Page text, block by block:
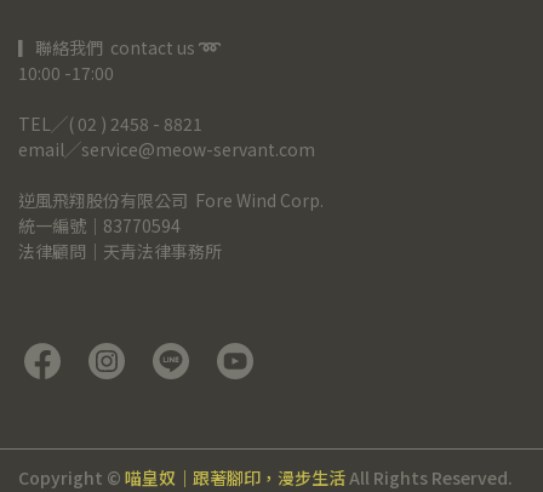
▎聯絡我們  contact us ➿
10:00 -17:00
TEL╱( 02 ) 2458 - 8821
email╱service@meow-servant.com
逆風飛翔股份有限公司  Fore Wind Corp.
統一編號｜83770594
法律顧問｜天青法律事務所
Copyright © 喵皇奴｜跟著腳印，漫步生活All Rights Reserved.